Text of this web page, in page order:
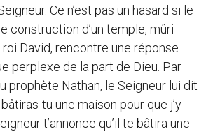
Ce n’est pas un hasard si le
construction d’un temple, mûri
David, rencontre une réponse
perplexe de la part de Dieu. Par
prophète Nathan, le Seigneur lui dit
tu une maison pour que j’y
t’annonce qu’il te bâtira une